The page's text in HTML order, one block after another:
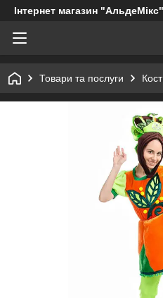
Інтернет магазин
Товари та послуги